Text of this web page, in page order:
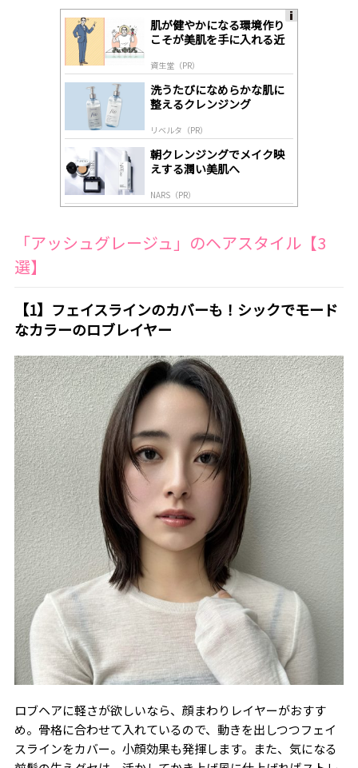
肌が健やかになる環境作り
こそが美肌を手に入れる近
資生堂（PR）
洗うたびになめらかな肌に
整えるクレンジング
リベルタ（PR）
朝クレンジングでメイク映
えする潤い美肌へ
NARS（PR）
「アッシュグレージュ」のヘアスタイル【3
選】
【1】フェイスラインのカバーも！シックでモード
なカラーのロブレイヤー
ロブヘアに軽さが欲しいなら、顔まわりレイヤーがおすす
め。骨格に合わせて入れているので、動きを出しつつフェイ
スラインをカバー。小顔効果も発揮します。また、気になる